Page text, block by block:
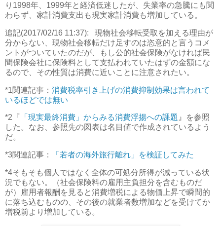
り1998年、1999年と経済低迷したが、失業率の急騰にも関
わらず、家計消費支出も現実家計消費も増加している。
追記(2017/02/16 11:37):
現物社会移転受取を加える理由が
分からない、現物社会移転だけ足すのは恣意的と言うコメ
ントがついていたのだが、もし公的社会保険がなければ民
間保険会社に保険料として支払われていたはずの金額にな
るので、その性質は消費に近いことに注意されたい。
*1関連記事： 消費税率引き上げの消費抑制効果は言われて
いるほどでは無い
*2 『 「現実最終消費」からみる消費浮揚への課題 』を参照
した。なお、参照先の図表は名目値で作成されているよう
だ。
*3関連記事： 「若者の海外旅行離れ」を検証してみた
*4そもそも個人ではなく全体の可処分所得が減っている状
況でもない。（社会保険料の雇用主負担分を含むものだ
が）雇用者報酬を見ると消費増税による物価上昇で瞬間的
に落ち込むものの、その後の就業者数増加などを受けてか
増税前より増加している。